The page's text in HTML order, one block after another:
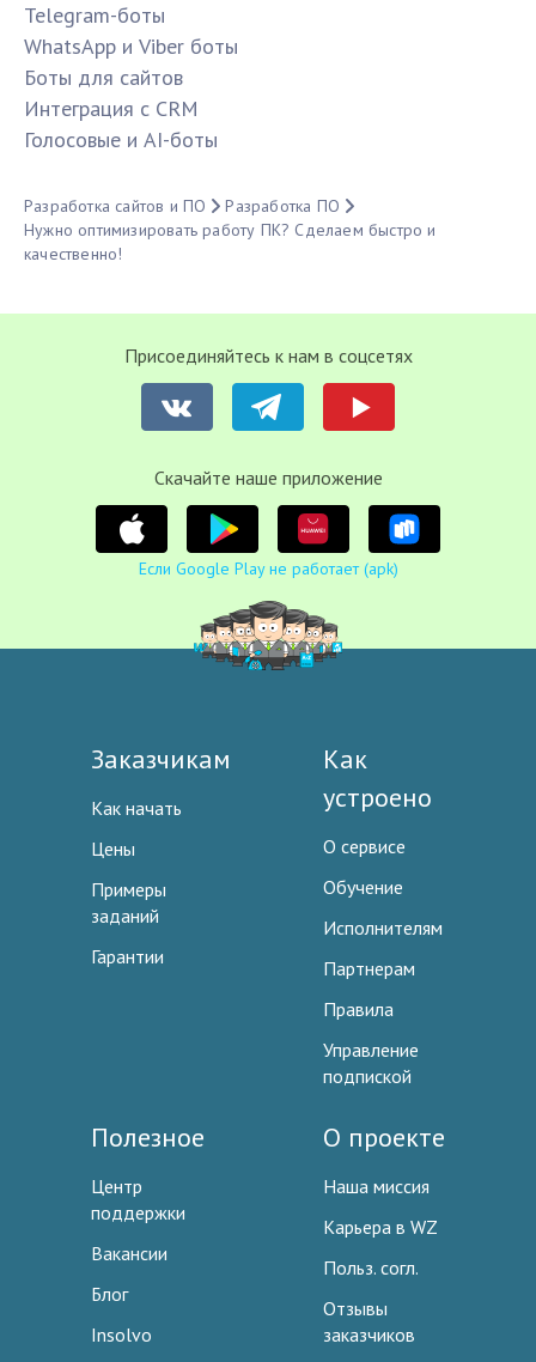
Telegram-боты
WhatsApp и Viber боты
Боты для сайтов
Интеграция с CRM
Голосовые и AI-боты
Разработка сайтов и ПО
Разработка ПО
Нужно оптимизировать работу ПК? Сделаем быстро и
качественно!
Присоединяйтесь к нам в соцсетях
Cкачайте наше приложение
Если Google Play не работает (apk)
Заказчикам
Как начать
Цены
Примеры
заданий
Гарантии
Как
устроено
О сервисе
Обучение
Исполнителям
Партнерам
Правила
Управление
подпиской
Полезное
Центр
поддержки
Вакансии
Блог
Insolvo
О проекте
Наша миссия
Карьера в WZ
Польз. согл.
Отзывы
заказчиков